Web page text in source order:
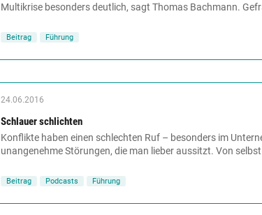
Multikrise besonders deutlich, sagt Thomas Bachmann.
Beitrag Führung
24.06.2016
Schlauer schlichten
Konflikte haben einen schlechten Ruf – besonders im
unangenehme Störungen, die man lieber aussitzt. Von
Beitrag Podcasts Führung